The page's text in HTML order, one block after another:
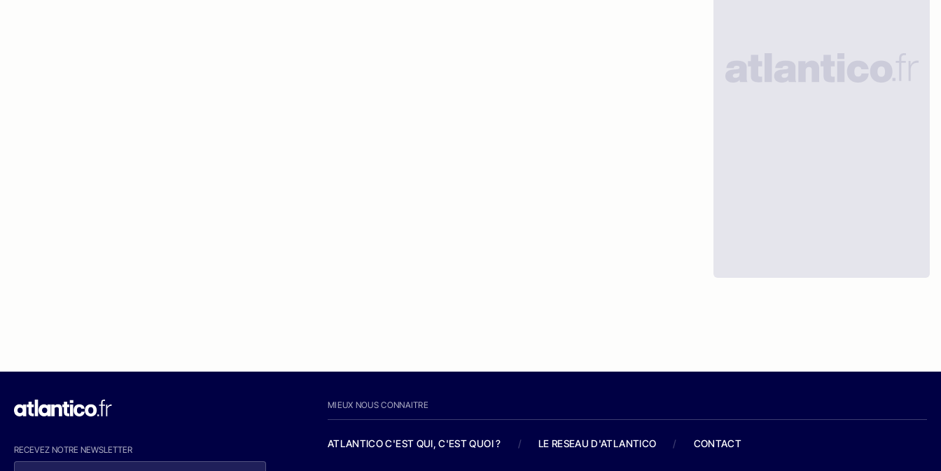
RECEVEZ NOTRE NEWSLETTER
MIEUX NOUS CONNAITRE
ATLANTICO C'EST QUI, C'EST QUOI ? / LE RESEAU D'ATLANTICO / CONTACT